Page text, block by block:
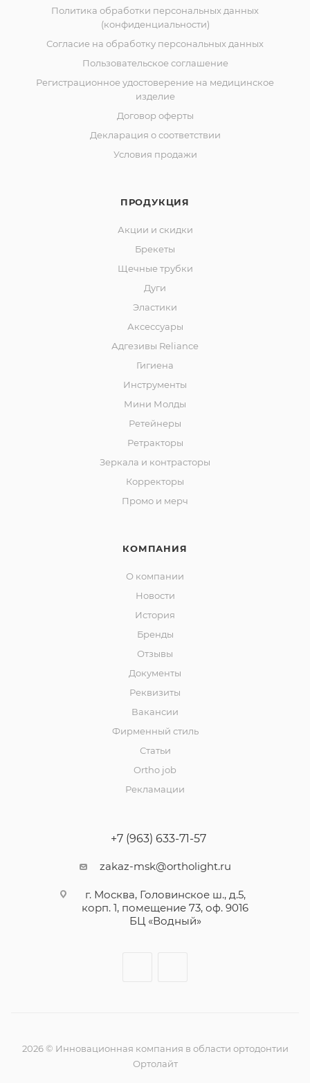
Политика обработки персональных данных
(конфиденциальности)
Согласие на обработку персональных данных
Пользовательское соглашение
Регистрационное удостоверение на медицинское
изделие
Договор оферты
Декларация о соответствии
Условия продажи
ПРОДУКЦИЯ
Акции и скидки
Брекеты
Щечные трубки
Дуги
Эластики
Аксессуары
Адгезивы Reliance
Гигиена
Инструменты
Мини Молды
Ретейнеры
Ретракторы
Зеркала и контраcторы
Корректоры
Промо и мерч
КОМПАНИЯ
О компании
Новости
История
Бренды
Отзывы
Документы
Реквизиты
Вакансии
Фирменный стиль
Статьи
Ortho job
Рекламации
+7 (963) 633-71-57
zakaz-msk@ortholight.ru
г. Москва, Головинское ш., д.5,
корп. 1, помещение 73, оф. 9016
БЦ «Водный»
2026 © Инновационная компания в области ортодонтии
Ортолайт